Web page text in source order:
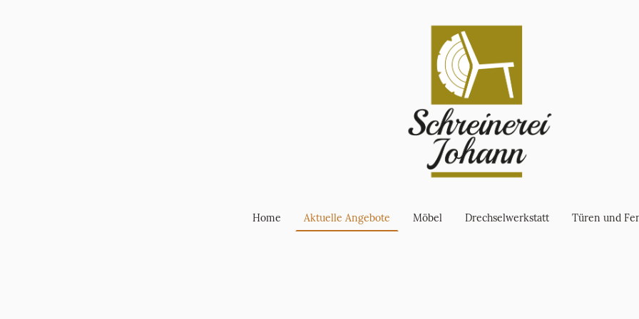
Home Aktuelle Angebote Möbel Drechselwerkstatt Türen und